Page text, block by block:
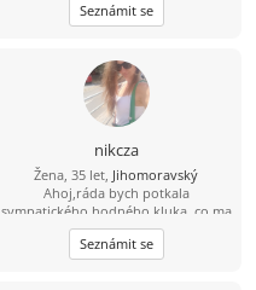
Seznámit se
nikcza
Žena, 35 let, Jihomoravský
Ahoj,ráda bych potkala
sympatického,hodného kluka, co ma
rád zvířátka, s úsměvem na rtech,
otevřeným srdcem a myslí to
vážně..:)
Seznámit se